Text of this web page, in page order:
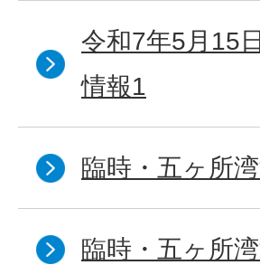
令和7年5月15
情報1
臨時・五ヶ所
臨時・五ヶ所